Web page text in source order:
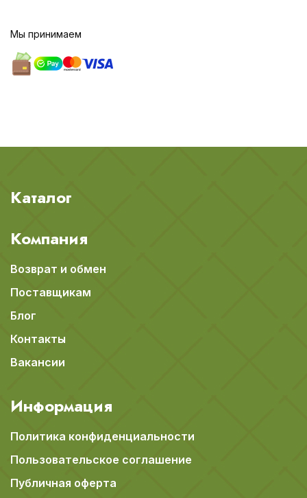
Мы принимаем
Каталог
Компания
Возврат и обмен
Поставщикам
Блог
Контакты
Вакансии
Информация
Политика конфиденциальности
Пользовательское соглашение
Публичная оферта